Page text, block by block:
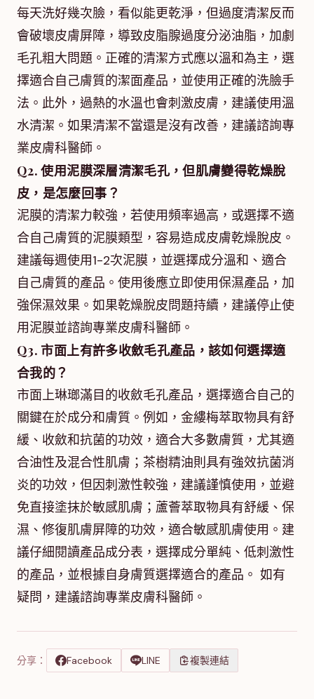
每天洗好幾次臉，看似能更乾淨，但過度清潔反而
會破壞皮膚屏障，導致皮脂腺過度分泌油脂，加劇
毛孔粗大問題。正確的清潔方式應以溫和為主，選
擇適合自己膚質的潔面產品，並使用正確的洗臉手
法。此外，過熱的水溫也會刺激皮膚，建議使用溫
水清潔。如果清潔不當還是沒有改善，建議諮詢專
業皮膚科醫師。
Q2. 使用泥膜深層清潔毛孔，但肌膚變得乾燥脫
皮，是怎麼回事？
泥膜的清潔力較強，若使用頻率過高，或選擇不適
合自己膚質的泥膜類型，容易造成皮膚乾燥脫皮。
建議每週使用1-2次泥膜，並選擇成分溫和、適合
自己膚質的產品。使用後應立即使用保濕產品，加
強保濕效果。如果乾燥脫皮問題持續，建議停止使
用泥膜並諮詢專業皮膚科醫師。
Q3. 市面上有許多收斂毛孔產品，該如何選擇適
合我的？
市面上琳瑯滿目的收斂毛孔產品，選擇適合自己的
關鍵在於成分和膚質。例如，金縷梅萃取物具有舒
緩、收斂和抗菌的功效，適合大多數膚質，尤其適
合油性及混合性肌膚；茶樹精油則具有強效抗菌消
炎的功效，但因刺激性較強，建議謹慎使用，並避
免直接塗抹於敏感肌膚；蘆薈萃取物具有舒緩、保
濕、修復肌膚屏障的功效，適合敏感肌膚使用。建
議仔細閱讀產品成分表，選擇成分單純、低刺激性
的產品，並根據自身膚質選擇適合的產品。 如有
疑問，建議諮詢專業皮膚科醫師。
分享： Facebook LINE 複製連結